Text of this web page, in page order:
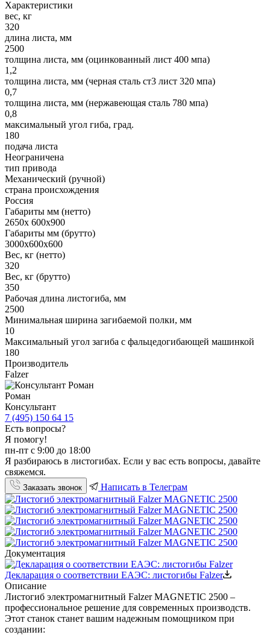
Характеристики
вес, кг
320
длина листа, мм
2500
толщина листа, мм (оцинкованный лист 400 мпа)
1,2
толщина листа, мм (черная сталь ст3 лист 320 мпа)
0,7
толщина листа, мм (нержавеющая сталь 780 мпа)
0,8
максимальный угол гиба, град.
180
подача листа
Неограничена
тип привода
Механический (ручной)
страна происхождения
Россия
Габариты мм (нетто)
2650х 600х900
Габариты мм (брутто)
3000х600х600
Вес, кг (нетто)
320
Вес, кг (брутто)
350
Рабочая длина листогиба, мм
2500
Минимальная ширина загибаемой полки, мм
10
Максимальный угол загиба с фальцедогибающей машинкой
180
Производитель
Falzer
Роман
Консультант
7 (495) 150 64 15
Есть вопросы?
Я помогу!
пн-пт с 9:00 до 18:00
Я разбираюсь в листогибах. Если у вас есть вопросы, давайте
свяжемся.
Заказать звонок Написать в Телеграм
Документация
Декларация о соответствии ЕАЭС: листогибы Falzer
Описание
Листогиб электромагнитный Falzer MAGNETIC 2500 –
профессиональное решение для современных производств.
Этот станок станет вашим надежным помощником при
создании: